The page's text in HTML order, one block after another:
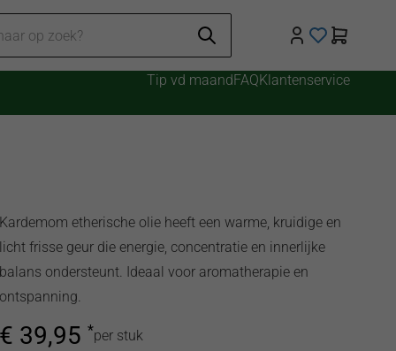
Tip vd maandFAQKlantenservice
Kardemom etherische olie heeft een warme, kruidige en
licht frisse geur die energie, concentratie en innerlijke
balans ondersteunt. Ideaal voor aromatherapie en
ontspanning.
€ 39,95*per stuk